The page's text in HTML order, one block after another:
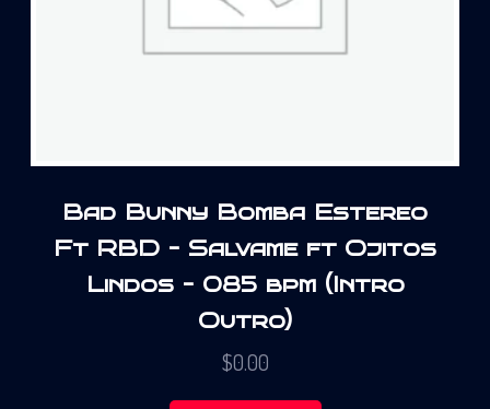
Bad Bunny Bomba Estereo
Ft RBD – Salvame ft Ojitos
Lindos – 085 bpm (Intro
Outro)
$0.00